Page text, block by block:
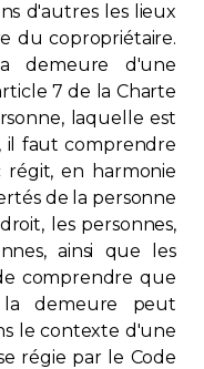
d'autres les lieux
du copropriétaire.
demeure d'une
7 de la Charte
laquelle est
il faut comprendre
en harmonie
de la personne
les personnes,
ainsi que les
comprendre que
demeure peut
le contexte d'une
régie par le Code